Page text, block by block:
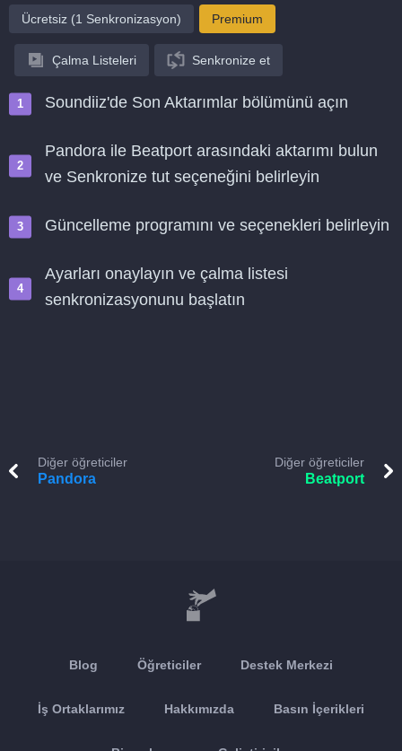
Ücretsiz (1 Senkronizasyon) Premium
Çalma Listeleri Senkronize et
Soundiiz'de Son Aktarımlar bölümünü açın
Pandora ile Beatport arasındaki aktarımı bulun
ve Senkronize tut seçeneğini belirleyin
Güncelleme programını ve seçenekleri belirleyin
Ayarları onaylayın ve çalma listesi
senkronizasyonunu başlatın
Diğer öğreticiler
Pandora
Diğer öğreticiler
Beatport
Blog Öğreticiler Destek Merkezi
İş Ortaklarımız Hakkımızda Basın İçerikleri